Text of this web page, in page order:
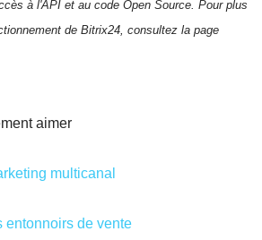
à l'API et au code Open Source. Pour plus
de Bitrix24, consultez la page
aimer
multicanal
entonnoirs de vente